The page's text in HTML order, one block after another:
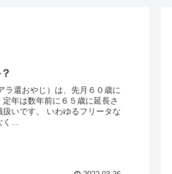
ラ還おやじ）は、先月６０歳に
年は数年前に６５歳に延長さ
いです。 いわゆるフリータな
...